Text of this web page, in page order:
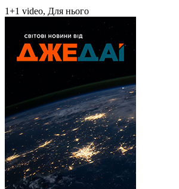
1+1 video, Для нього